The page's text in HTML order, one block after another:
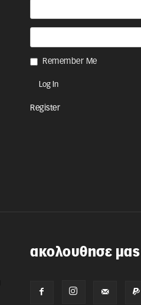
Remember Me
Register
ακολουθησε μας